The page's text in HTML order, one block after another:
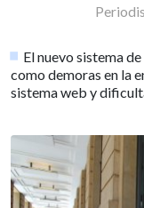
El nuevo sistema
como demoras en la
sistema web y